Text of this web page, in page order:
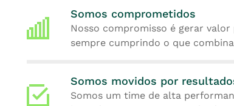
Somos comprometidos
Nosso compromisso é gerar
sempre cumprindo o que
Somos movidos por
Somos um time de alta